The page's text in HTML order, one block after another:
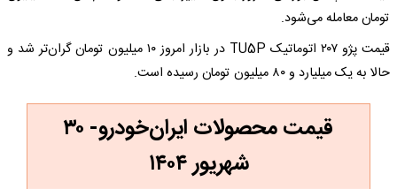
تومان معامله می‌شود.
قیمت پژو ۲۰۷ اتوماتیک TU5P در بازار امروز ۱۰ میلیون تومان گران‌تر شد و
حالا به یک میلیارد و ۸۰ میلیون تومان رسیده است.
قیمت محصولات ایران‌خودرو- ۳۰
شهریور ۱۴۰۴